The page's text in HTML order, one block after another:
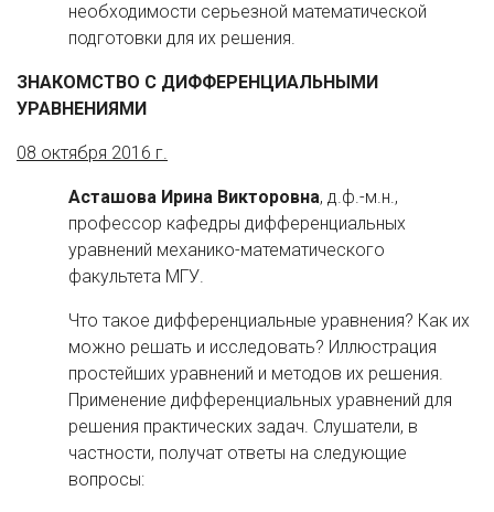
необходимости серьезной математической
подготовки для их решения.
ЗНАКОМСТВО С ДИФФЕРЕНЦИАЛЬНЫМИ
УРАВНЕНИЯМИ
08 октября 2016 г.
Асташова Ирина Викторовна, д.ф.-м.н.,
профессор кафедры дифференциальных
уравнений механико-математического
факультета МГУ.
Что такое дифференциальные уравнения? Как их
можно решать и исследовать? Иллюстрация
простейших уравнений и методов их решения.
Применение дифференциальных уравнений для
решения практических задач. Слушатели, в
частности, получат ответы на следующие
вопросы: